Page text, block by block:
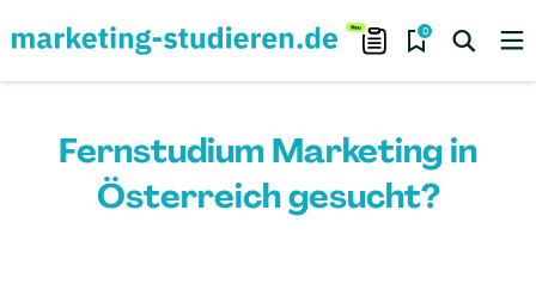
0
Fernstudium Marketing in
Österreich gesucht?